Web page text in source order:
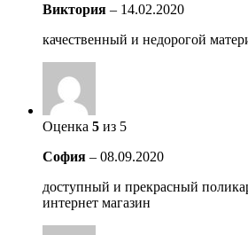
Виктория – 14.02.2020
качественный и недорогой
Оценка 5 из 5
София – 08.09.2020
доступный и прекрасный
интернет магазин